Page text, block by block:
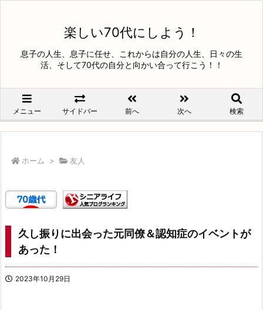
楽しい70代にしよう！
息子の人生、息子に任せ、これからは自分の人生、日々の生
活、そして70代の自分と向かい合って行こう！！
メニュー サイドバー 前へ 次へ 検索
ホーム > 友人
久し振りに出会った元同僚＆認知症のイベントが
あった！
2023年10月29日